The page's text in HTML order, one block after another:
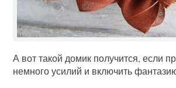
А вот такой домик получится, если
немного усилий и включить